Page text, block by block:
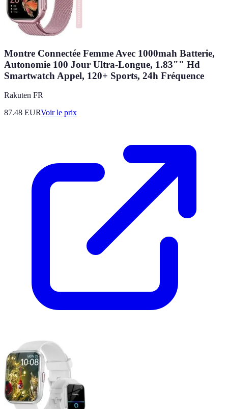
Montre Connectée Femme Avec 1000mah Batterie,
Autonomie 100 Jour Ultra-Longue, 1.83"" Hd
Smartwatch Appel, 120+ Sports, 24h Fréquence
Rakuten FR
87.48 EURVoir le prix